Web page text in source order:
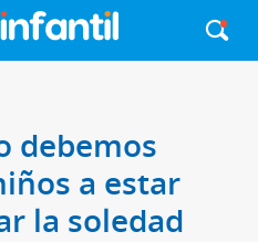
debemos
a estar
la soledad